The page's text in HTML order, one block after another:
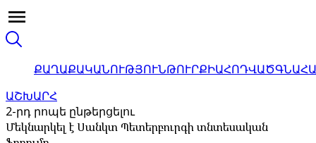
ՔԱՂԱՔԱԿԱՆՈՒԹՅՈՒՆԹՈՒՐՔԻԱՀՈԴՎԱԾ
ԱՇԽԱՐՀ
2-րդ րոպե ընթերցելու
Մեկնարկել է Սանկտ Պետերբուրգի տնտեսական